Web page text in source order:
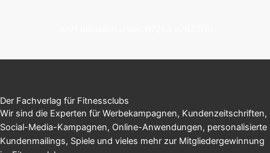
Der Fachverlag für Fitnessclubs
Wir sind die Experten für Werbekampagnen, Kundenzeitschriften,
Social-Media-Kampagnen, Online-Anwendungen, personalisierte
Kundenmailings, Spiele und vieles mehr zur Mitgliedergewinnung